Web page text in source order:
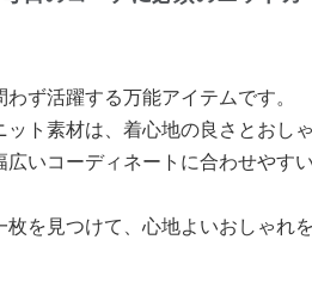
ず活躍する万能アイテムです。
ト素材は、着心地の良さとおし
いコーディネートに合わせやす
を見つけて、心地よいおしゃれを